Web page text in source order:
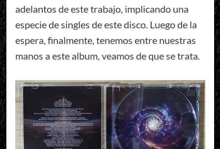
adelantos de este trabajo, implicando una
especie de singles de este disco. Luego de la
espera, finalmente, tenemos entre nuestras
manos a este album, veamos de que se trata.